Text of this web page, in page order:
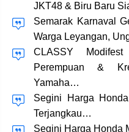
JKT48 & Biru Baru
Semarak Karnaval
Warga Leyangan,
CLASSY
Perempuan &
Yamaha…
Segini Harga
Terjangkau…
Segini Harga Honda